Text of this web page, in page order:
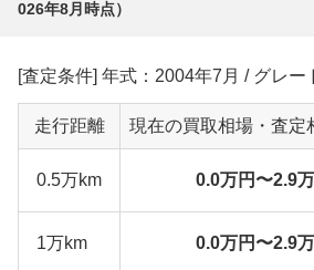
026年8月 時点）
[査定条件] 年式：2004年7月 / グレ
走行距離 現在の買取相場・査定
0.5万km 0.0万円〜2.9
1万km 0.0万円〜2.9